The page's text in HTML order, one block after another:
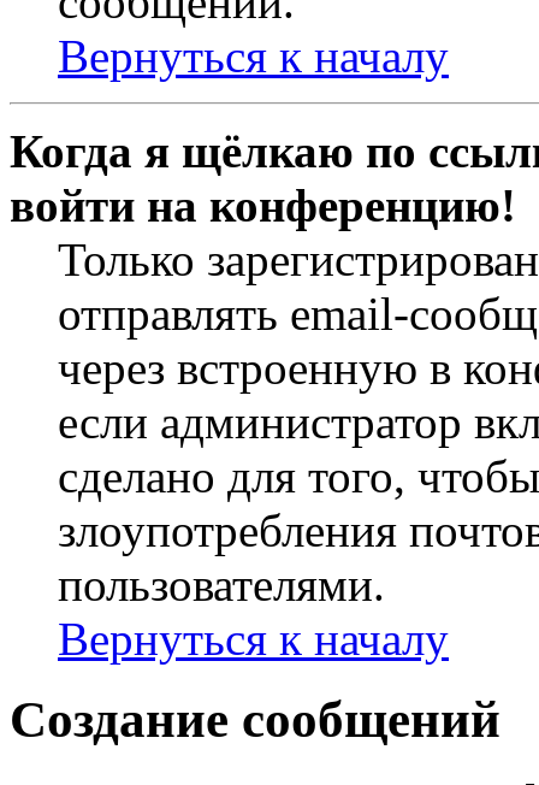
Вернуться к началу
Когда я щёлкаю по
войти на конференцию!
Только
отправлять email-
через встроенную в
если администратор
сделано для того,
злоупотребления
пользователями.
Вернуться к началу
Создание сообщений